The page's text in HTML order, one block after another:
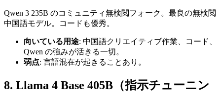
Qwen 3 235B のコミュニティ無検閲フォーク。最良の無検閲
中国語モデル。コードも優秀。
向いている用途: 中国語クリエイティブ作業、コード、
Qwen の強みが活きる一切。
弱点: 言語混在が起きることあり。
8. Llama 4 Base 405B（指示チューニン